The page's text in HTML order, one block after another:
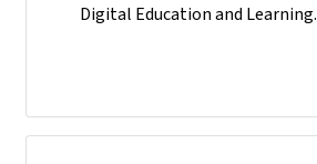
Digital Education and Learning.